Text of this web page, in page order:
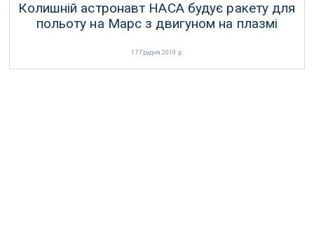
Колишній астронавт НАСА будує ракету для
польоту на Марс з двигуном на плазмі
17 Грудня 2019 р.